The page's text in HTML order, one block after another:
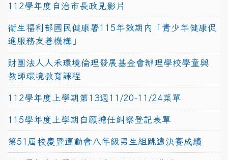
112學年度自治市長政見影片
衛生福利部國民健康署115年效期內「青少年健康促
進服務友善機構」
財團法人人禾環境倫理發展基金會辦理學校學童與
教師環境教育課程
112學年度上學期第13週11/20-11/24菜單
115學年度上學期自願擔任糾察登記表單
第51屆校慶暨運動會八年級男生組跳遠決賽成績